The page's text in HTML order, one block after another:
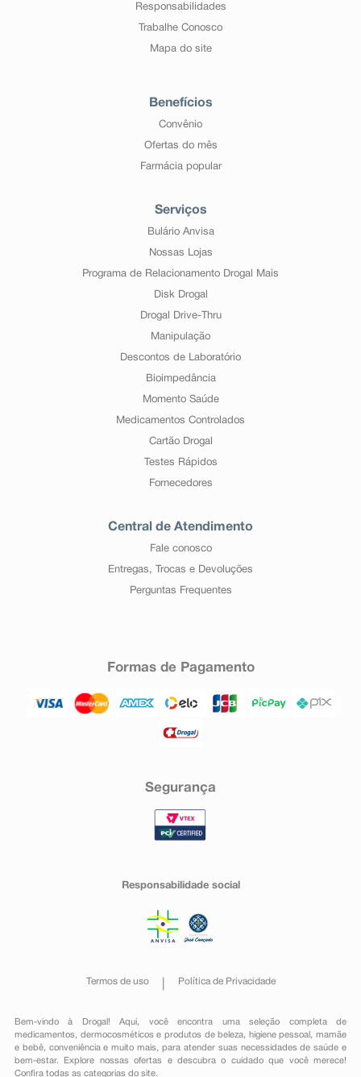
Responsabilidades
Trabalhe Conosco
Mapa do site
Benefícios
Convênio
Ofertas do mês
Farmácia popular
Serviços
Bulário Anvisa
Nossas Lojas
Programa de Relacionamento Drogal Mais
Disk Drogal
Drogal Drive-Thru
Manipulação
Descontos de Laboratório
Bioimpedância
Momento Saúde
Medicamentos Controlados
Cartão Drogal
Testes Rápidos
Fornecedores
Central de Atendimento
Fale conosco
Entregas, Trocas e Devoluções
Perguntas Frequentes
Formas de Pagamento
Segurança
Responsabilidade social
Termos de uso Política de Privacidade
Bem-vindo à Drogal! Aqui, você encontra uma seleção completa de
medicamentos , dermocosméticos e produtos de beleza, higiene pessoal ,mamãe
e bebê, conveniênciae muito mais, para atender suas necessidades de saúde e
bem-estar. Explore nossas ofertas e descubra o cuidado que você merece!
Confira todas as categorias do site.